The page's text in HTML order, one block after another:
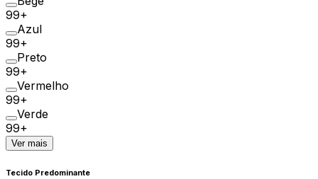
99+
Azul
99+
Preto
99+
Vermelho
99+
Verde
99+
Ver mais
Tecido Predominante